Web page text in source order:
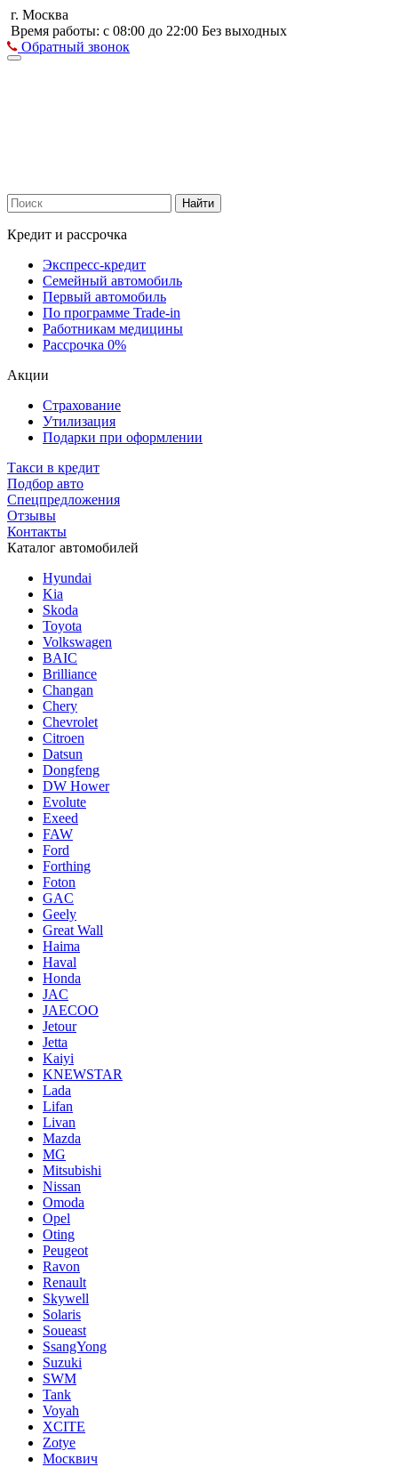
г. Москва
Время работы: с 08:00 до 22:00 Без выходных
Обратный звонок
Найти
Кредит и рассрочка
Экспресс-кредит
Семейный автомобиль
Первый автомобиль
По программе Trade-in
Работникам медицины
Рассрочка 0%
Акции
Страхование
Утилизация
Подарки при оформлении
Такси в кредит
Подбор авто
Спецпредложения
Отзывы
Контакты
Каталог автомобилей
Hyundai
Kia
Skoda
Toyota
Volkswagen
BAIC
Brilliance
Changan
Chery
Chevrolet
Citroen
Datsun
Dongfeng
DW Hower
Evolute
Exeed
FAW
Ford
Forthing
Foton
GAC
Geely
Great Wall
Haima
Haval
Honda
JAC
JAECOO
Jetour
Jetta
Kaiyi
KNEWSTAR
Lada
Lifan
Livan
Mazda
MG
Mitsubishi
Nissan
Omoda
Opel
Oting
Peugeot
Ravon
Renault
Skywell
Solaris
Soueast
SsangYong
Suzuki
SWM
Tank
Voyah
XCITE
Zotye
Москвич